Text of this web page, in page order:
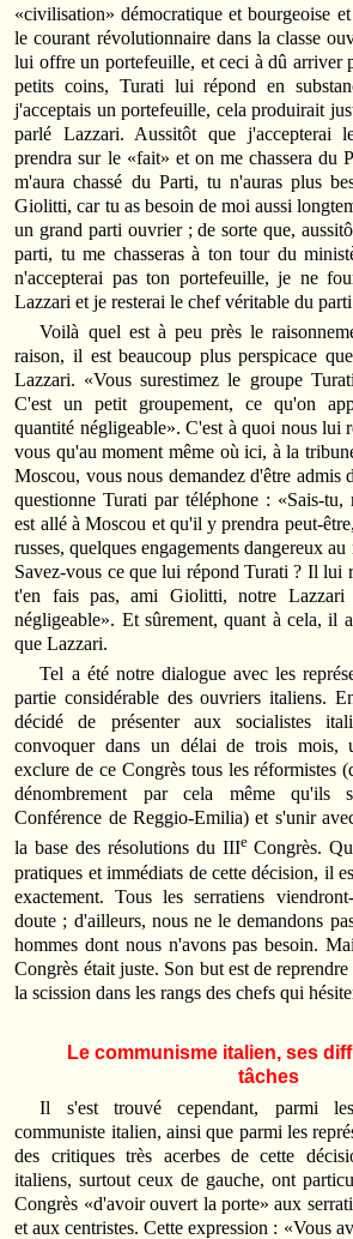
«civilisation» démocratique et bourgeoise
le courant révolutionnaire dans la classe
lui offre un portefeuille, et ceci à dû arriver
petits coins, Turati lui répond en
j'acceptais un portefeuille, cela produirait
parlé Lazzari. Aussitôt que j'accepterai
prendra sur le «fait» et on me chassera du
m'aura chassé du Parti, tu n'auras plus
Giolitti, car tu as besoin de moi aussi
un grand parti ouvrier ; de sorte que,
parti, tu me chasseras à ton tour du
n'accepterai pas ton portefeuille, je ne
Lazzari et je resterai le chef véritable du
Voilà quel est à peu près le
raison, il est beaucoup plus perspicace
Lazzari. «Vous surestimez le groupe
C'est un petit groupement, ce qu'on
quantité négligeable». C'est à quoi nous lui
vous qu'au moment même où ici, à la
Moscou, vous nous demandez d'être admis
questionne Turati par téléphone : «Sais-
est allé à Moscou et qu'il y prendra peut-
russes, quelques engagements dangereux
Savez-vous ce que lui répond Turati ? Il lui
t'en fais pas, ami Giolitti, notre Lazzari
négligeable». Et sûrement, quant à cela, il
que Lazzari.
Tel a été notre dialogue avec les
partie considérable des ouvriers italiens.
décidé de présenter aux socialistes
convoquer dans un délai de trois mois,
exclure de ce Congrès tous les réformistes
dénombrement par cela même qu'ils
Conférence de Reggio-Emilia) et s'unir
la base des résolutions du IIIeCongrès.
pratiques et immédiats de cette décision, il
exactement. Tous les serratiens
doute ; d'ailleurs, nous ne le demandons
hommes dont nous n'avons pas besoin.
Congrès était juste. Son but est de
la scission dans les rangs des chefs qui
Le communisme italien, ses
tâches
Il s'est trouvé cependant, parmi
communiste italien, ainsi que parmi les
des critiques très acerbes de cette
italiens, surtout ceux de gauche, ont
Congrès «d'avoir ouvert la porte» aux
et aux centristes. Cette expression : «Vous